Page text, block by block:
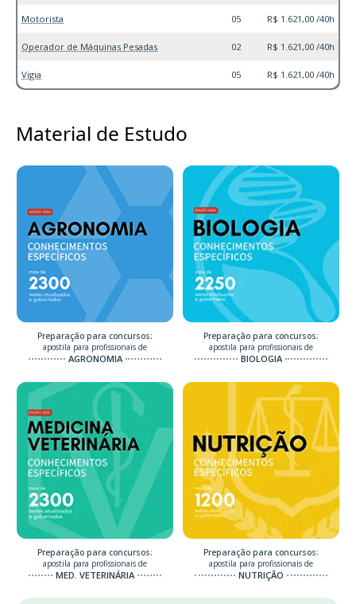
Motorista 05 R$ 1.621,00 /40h
Operador de Máquinas Pesadas 02 R$ 1.621,00 /40h
Vigia 05 R$ 1.621,00 /40h
Material de Estudo
Preparação para concursos:
apostila para profissionais de
AGRONOMIA
Preparação para concursos:
apostila para profissionais de
BIOLOGIA
Preparação para concursos:
apostila para profissionais de
MED. VETERINÁRIA
Preparação para concursos:
apostila para profissionais de
NUTRIÇÃO